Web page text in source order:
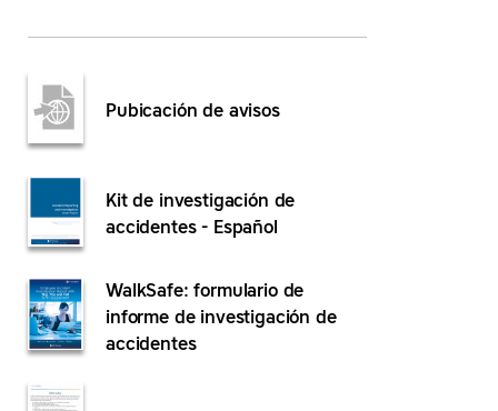
Pubicación de avisos
Kit de investigación de
accidentes - Español
WalkSafe: formulario de
informe de investigación de
accidentes